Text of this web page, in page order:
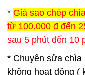
* Giá sao chép
từ 100.000 đ đến
sau 5 phút đến 10
* Chuyên sửa chìa
không hoạt động